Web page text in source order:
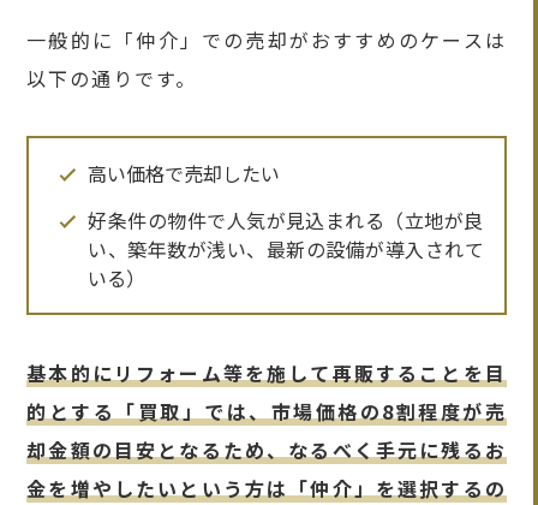
一般的に「仲介」での売却がおすすめのケースは
以下の通りです。
高い価格で売却したい
好条件の物件で人気が見込まれる（立地が良
い、築年数が浅い、最新の設備が導入されて
いる）
基本的にリフォーム等を施して再販することを目
的とする「買取」では、市場価格の8割程度が売
却金額の目安となるため、なるべく手元に残るお
金を増やしたいという方は「仲介」を選択するの